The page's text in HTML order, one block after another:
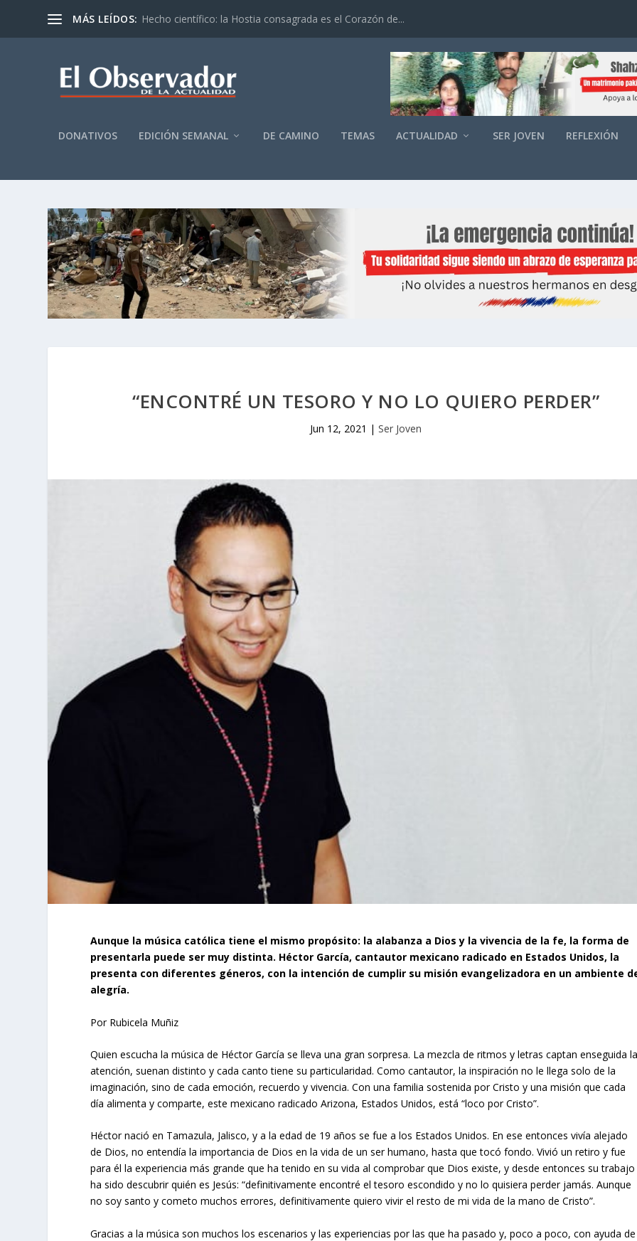
MÁS LEÍDOS: Hecho científico: la Hostia consagrada es el Corazón de...
DONATIVOS EDICIÓN SEMANAL DE CAMINO TEMAS ACTUALIDAD SER JOVEN REFLEXIÓN
“ENCONTRÉ UN TESORO Y NO LO QUIERO PERDER”
Jun 12, 2021 |Ser Joven
Aunque la música católica tiene el mismo propósito: la alabanza a Dios y la vivencia de la fe, la forma de
presentarla puede ser muy distinta. Héctor García, cantautor mexicano radicado en Estados Unidos, la
presenta con diferentes géneros, con la intención de cumplir su misión evangelizadora en un ambiente
alegría.
Por Rubicela Muñiz
Quien escucha la música de Héctor García se lleva una gran sorpresa. La mezcla de ritmos y letras captan enseguida
atención, suenan distinto y cada canto tiene su particularidad. Como cantautor, la inspiración no le llega solo de la
imaginación, sino de cada emoción, recuerdo y vivencia. Con una familia sostenida por Cristo y una misión que cada
día alimenta y comparte, este mexicano radicado Arizona, Estados Unidos, está “loco por Cristo”.
Héctor nació en Tamazula, Jalisco, y a la edad de 19 años se fue a los Estados Unidos. En ese entonces vivía alejado
de Dios, no entendía la importancia de Dios en la vida de un ser humano, hasta que tocó fondo. Vivió un retiro y fue
para él la experiencia más grande que ha tenido en su vida al comprobar que Dios existe, y desde entonces su trabajo
ha sido descubrir quién es Jesús: “definitivamente encontré el tesoro escondido y no lo quisiera perder jamás. Aunque
no soy santo y cometo muchos errores, definitivamente quiero vivir el resto de mi vida de la mano de Cristo”.
Gracias a la música son muchos los escenarios y las experiencias por las que ha pasado y, poco a poco, con ayuda de